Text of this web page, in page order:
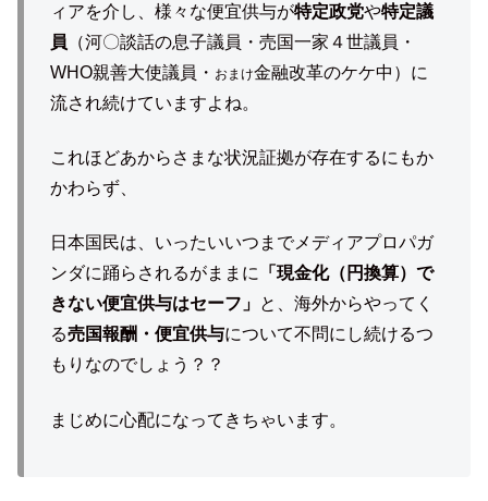
ィアを介し、様々な便宜供与が特定政党や特定議
員 （河〇談話の息子議員・売国一家４世議員・
WHO親善大使議員・ おまけ金融改革のケケ中）に
流され続けていますよね。
これほどあからさまな状況証拠が存在するにもか
かわらず、
日本国民は、いったいいつまでメディアプロパガ
ンダに踊らされるがままに
「現金化（円換算）で
きない便宜供与はセーフ」 と、海外からやってく
る売国報酬・便宜供与について不問にし続けるつ
もりなのでしょう？？
まじめに心配になってきちゃいます。